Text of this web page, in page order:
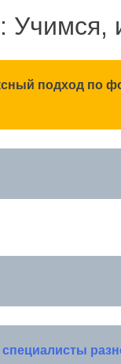
Учимся,
подход по